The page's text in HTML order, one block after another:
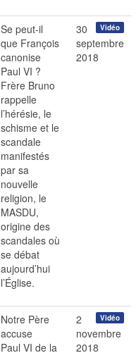
Se peut-il
que François
canonise
Paul VI ?
Frère Bruno
rappelle
l’hérésie, le
schisme et le
scandale
manifestés
par sa
nouvelle
religion, le
MASDU,
origine des
scandales où
se débat
aujourd’hui
l’Église.
Vidéo
30
septembre
2018
Notre Père
accuse
Paul VI de la
Vidéo
2
novembre
2018